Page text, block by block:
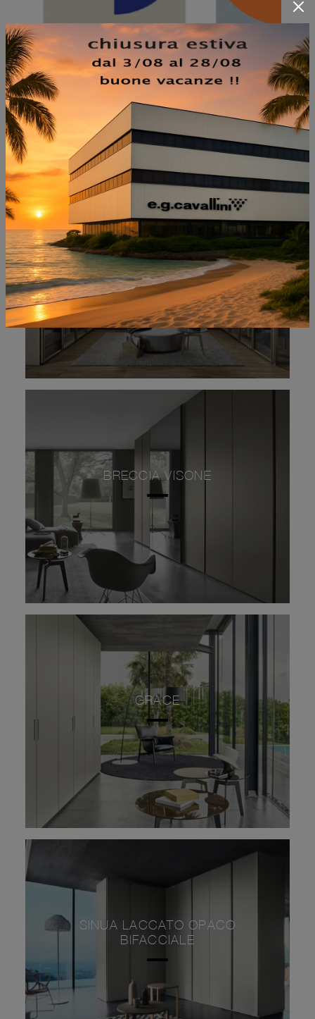
NON PERDERTI ANCHE:
SCRIGNO CABINA
ARMADIO
BRECCIA VISONE
GRACE
SINUA LACCATO OPACO
BIFACCIALE